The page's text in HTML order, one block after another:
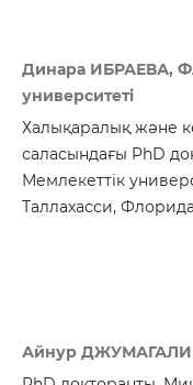
Динара ИБРАЕВА,
университеті
Халықаралық және
саласындағы PhD
Мемлекеттік
Таллахасси,
Айнур